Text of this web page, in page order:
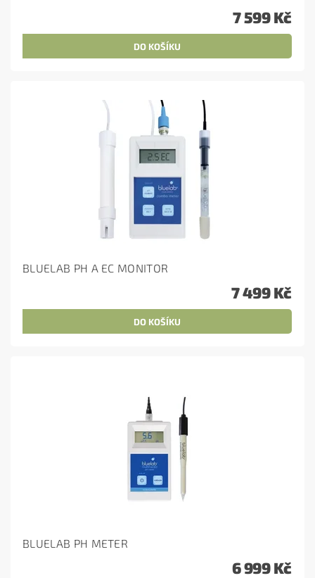
7 599 Kč
BLUELAB PH A EC MONITOR
7 499 Kč
BLUELAB PH METER
6 999 Kč